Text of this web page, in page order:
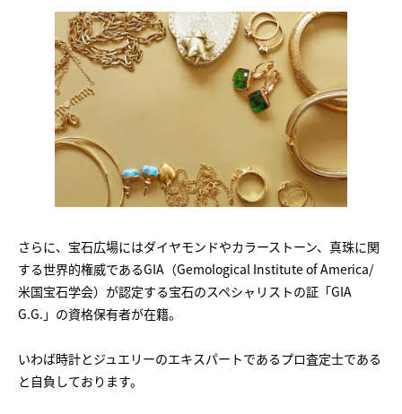
さらに、宝石広場にはダイヤモンドやカラーストーン、真珠に関
する世界的権威であるGIA（Gemological Institute of America/
米国宝石学会）が認定する宝石のスペシャリストの証「GIA
G.G.」の資格保有者が在籍。
いわば時計とジュエリーのエキスパートであるプロ査定士である
と自負しております。